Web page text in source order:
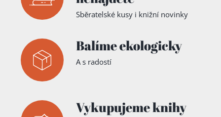
Sběratelské kusy i knižní novinky
Balíme ekologicky
A s radostí
Vykupujeme knihy